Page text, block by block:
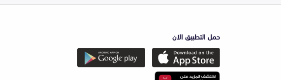
حمل التطبيق الان